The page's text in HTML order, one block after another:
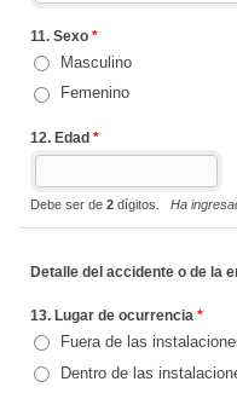
11. Sexo *
Masculino
Femenino
12. Edad *
Debe ser de 2 dígitos. Ha
Detalle del accidente o de la
13. Lugar de ocurrencia *
Fuera de las
Dentro de las